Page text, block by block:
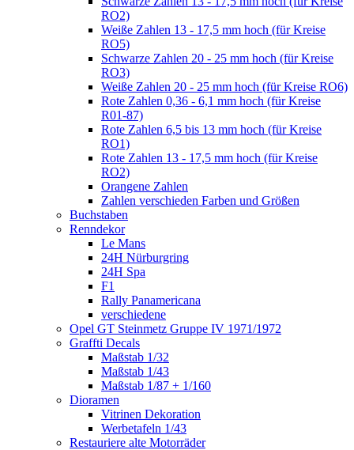
RO2)
Weiße Zahlen 13 - 17,5 mm hoch (für Kreise
RO5)
Schwarze Zahlen 20 - 25 mm hoch (für Kreise
RO3)
Weiße Zahlen 20 - 25 mm hoch (für Kreise RO6)
Rote Zahlen 0,36 - 6,1 mm hoch (für Kreise
R01-87)
Rote Zahlen 6,5 bis 13 mm hoch (für Kreise
RO1)
Rote Zahlen 13 - 17,5 mm hoch (für Kreise
RO2)
Orangene Zahlen
Zahlen verschieden Farben und Größen
Buchstaben
Renndekor
Le Mans
24H Nürburgring
24H Spa
F1
Rally Panamericana
verschiedene
Opel GT Steinmetz Gruppe IV 1971/1972
Graffti Decals
Maßstab 1/32
Maßstab 1/43
Maßstab 1/87 + 1/160
Dioramen
Vitrinen Dekoration
Werbetafeln 1/43
Restauriere alte Motorräder